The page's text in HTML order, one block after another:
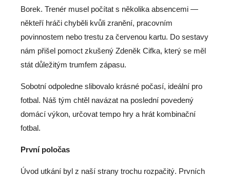
Borek. Trenér musel počítat s několika absencemi —
někteří hráči chyběli kvůli zranění, pracovním
povinnostem nebo trestu za červenou kartu. Do sestavy
nám přišel pomoct zkušený Zdeněk Cifka, který se měl
stát důležitým trumfem zápasu.
Sobotní odpoledne slibovalo krásné počasí, ideální pro
fotbal. Náš tým chtěl navázat na poslední povedený
domácí výkon, určovat tempo hry a hrát kombinační
fotbal.
První poločas
Úvod utkání byl z naší strany trochu rozpačitý. Prvních